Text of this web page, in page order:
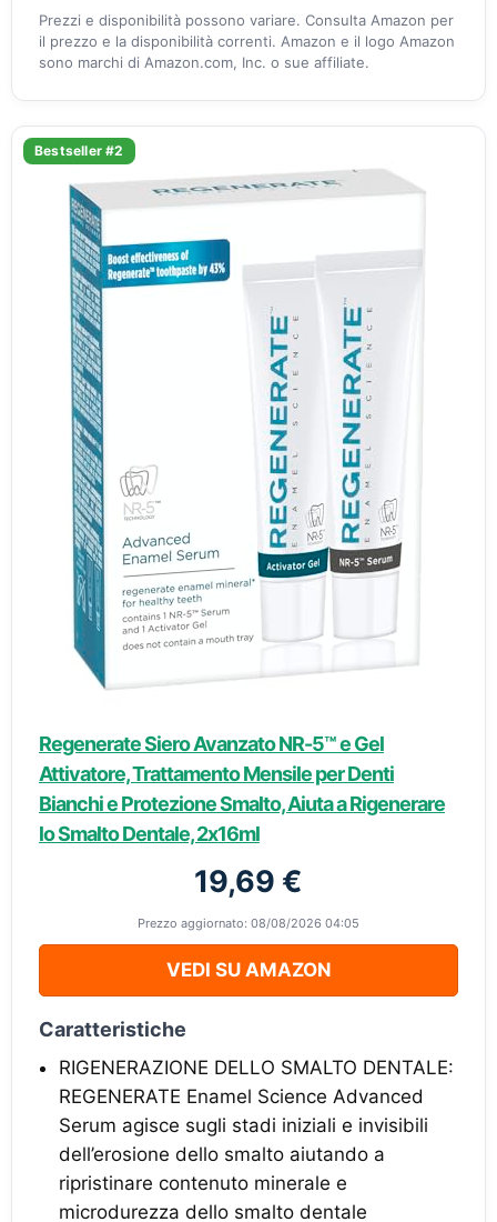
Prezzi e disponibilità possono variare. Consulta Amazon per
il prezzo e la disponibilità correnti. Amazon e il logo Amazon
sono marchi di Amazon.com, Inc. o sue affiliate.
Bestseller #2
Regenerate Siero Avanzato NR-5™ e Gel
Attivatore, Trattamento Mensile per Denti
Bianchi e Protezione Smalto, Aiuta a Rigenerare
lo Smalto Dentale, 2x16ml
19,69 €
Prezzo aggiornato: 08/08/2026 04:05
VEDI SU AMAZON
Caratteristiche
RIGENERAZIONE DELLO SMALTO DENTALE:
REGENERATE Enamel Science Advanced
Serum agisce sugli stadi iniziali e invisibili
dell’erosione dello smalto aiutando a
ripristinare contenuto minerale e
microdurezza dello smalto dentale